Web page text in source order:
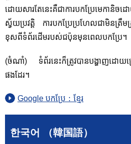
ដោយសារតែនេះគឺជាការបកប្រែមេកានិចដ
ស្វ័យប្រវត្តិ ការបកប្រែប្រហែលជាមិនត្រឹ
ខុស​ពី​ទំព័រ​ដើម​របស់​ជប៉ុន​មុន​ពេល​បក​ប្រែ។
(ចំណាំ) ទំព័រនេះក៏ត្រូវបានបង្ហាញដោយប្
ផងដែរ។
Google បកប្រែ：ខ្មែរ
한국어 （韓国語）